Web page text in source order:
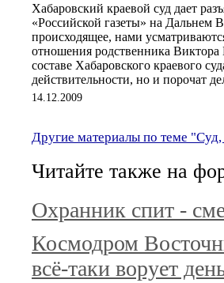
Хабаровский краевой суд дает
«Российской газеты» на Дальнем
происходящее, нами
отношения родственника
составе Хабаровского краевого
действительности, но и порочат
14.12.2009
Другие материалы по теме
Читайте также на
Охранник спит -
Космодром
всё-таки ворует